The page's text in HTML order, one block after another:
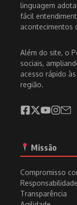
linguagem
fácil
acontecimentos
Além do site, o
sociais,
acesso rápido
região.
Missão
Compromisso
Transparência